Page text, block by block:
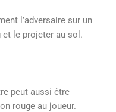
l’adversaire sur un
et le projeter au sol.
peut aussi être
rouge au joueur.